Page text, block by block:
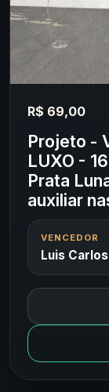
R$ 69,00
Projeto -
LUXO -
Prata
auxiliar
VENCEDOR
Luis